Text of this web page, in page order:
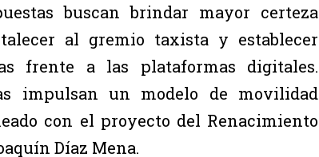
buscan brindar mayor certeza
al gremio taxista y establecer
frente a las plataformas digitales.
impulsan un modelo de movilidad
con el proyecto del Renacimiento
Díaz Mena.